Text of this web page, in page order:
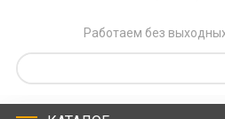
Работаем без